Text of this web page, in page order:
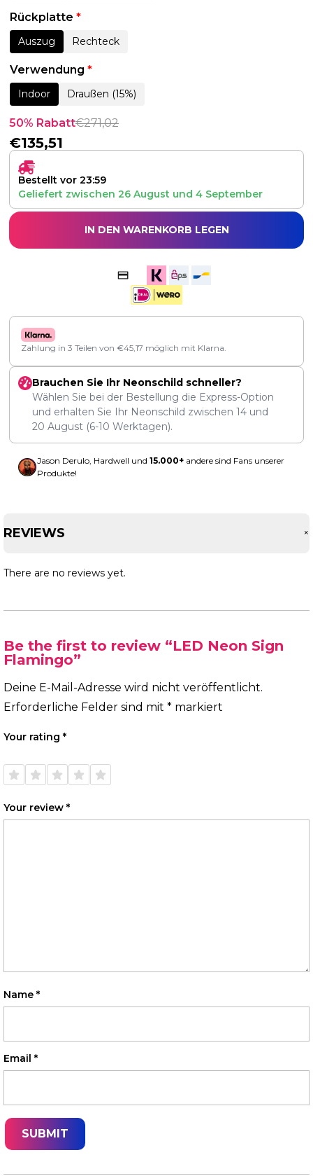
Rückplatte *
Auszug Rechteck
Verwendung *
Indoor Draußen (15%)
50% Rabatt€271,02
€135,51
Bestellt vor 23:59
Geliefert zwischen 26 August und 4 September
IN DEN WARENKORB LEGEN
Zahlung in 3 Teilen von €45,17 möglich mit Klarna.
Brauchen Sie Ihr Neonschild schneller?
Wählen Sie bei der Bestellung die Express-Option
und erhalten Sie Ihr Neonschild zwischen 14 und
20 August (6-10 Werktagen).
Jason Derulo, Hardwell und 15.000+ andere sind Fans unserer
Produkte!
REVIEWS +
There are no reviews yet.
Be the first to review “LED Neon Sign
Flamingo”
Deine E-Mail-Adresse wird nicht veröffentlicht.
Erforderliche Felder sind mit * markiert
Your rating *
Your review *
Name *
Email *